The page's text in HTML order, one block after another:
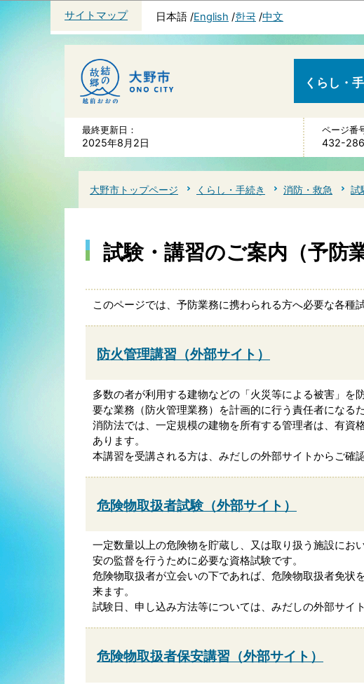
サイトマップ 日本語 English 한국 中文
くらし・
最終更新日：
2025年8月2日
ページ番
432-
大野市トップページ くらし・手続き 消防・救急 試
試験・講習のご案内（予防
このページでは、予防業務に携わられる方へ必要な各種
防火管理講習（外部サイト）
多数の者が利用する建物などの「火災等による被害」
要な業務（防火管理業務）を計画的に行う責任者になる
消防法では、一定規模の建物を所有する管理者は、有
あります。
本講習を受講される方は、みだしの外部サイトからご確認
危険物取扱者試験（外部サイト）
一定数量以上の危険物を貯蔵し、又は取り扱う施設に
安の監督を行うために必要な資格試験です。
危険物取扱者が立会いの下であれば、危険物取扱者免状
来ます。
試験日、申し込み方法等については、みだしの外部サイ
危険物取扱者保安講習（外部サイト）